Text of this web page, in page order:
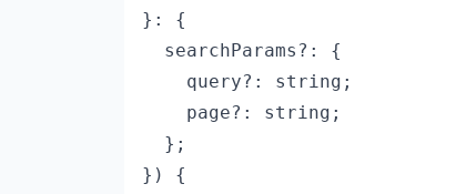
}: {
searchParams?: {
query?: string;
page?: string;
};
}) {